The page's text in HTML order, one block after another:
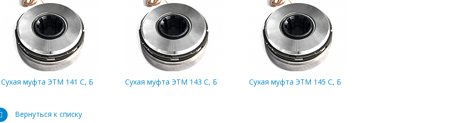
Сухая муфта ЭТМ 141 С, Б Сухая муфта ЭТМ 143 С, Б Сухая муфта ЭТМ 145 С, Б
Вернуться к списку